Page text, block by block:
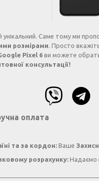
Саме тому ми
розмірами. Просто
Pixel 6 ви можете
консультації!
оплата
та за кордон: Ваше
розрахунку: Надаємо